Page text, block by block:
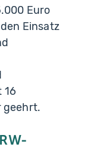
Euro
Einsatz
16
geehrt.